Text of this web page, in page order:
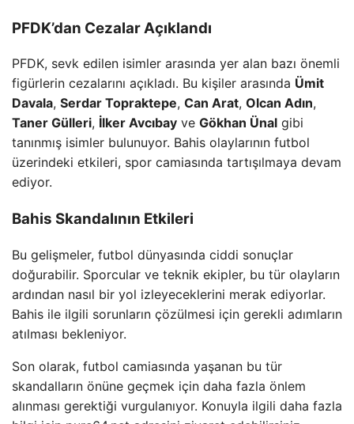
PFDK’dan Cezalar Açıklandı
PFDK, sevk edilen isimler arasında yer alan bazı önemli
figürlerin cezalarını açıkladı. Bu kişiler arasında Ümit
Davala, Serdar Topraktepe, Can Arat, Olcan Adın,
Taner Gülleri, İlker Avcıbay ve Gökhan Ünal gibi
tanınmış isimler bulunuyor. Bahis olaylarının futbol
üzerindeki etkileri, spor camiasında tartışılmaya devam
ediyor.
Bahis Skandalının Etkileri
Bu gelişmeler, futbol dünyasında ciddi sonuçlar
doğurabilir. Sporcular ve teknik ekipler, bu tür olayların
ardından nasıl bir yol izleyeceklerini merak ediyorlar.
Bahis ile ilgili sorunların çözülmesi için gerekli adımların
atılması bekleniyor.
Son olarak, futbol camiasında yaşanan bu tür
skandalların önüne geçmek için daha fazla önlem
alınması gerektiği vurgulanıyor. Konuyla ilgili daha fazla